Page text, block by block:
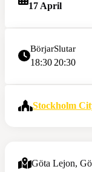
17 April
Börjar
18:30
Slutar
20:30
Stockholm
Göta Lejon,